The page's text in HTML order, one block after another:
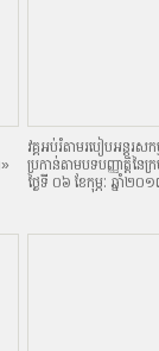
វគ្គអប់រំតាមរបៀបអន្តរ
ប្រកាន់តាមបទបញ្ញាតិ្តនៃ
ថ្ងៃទី ០៦ ខែកុម្ភៈ ឆ្នាំ២០